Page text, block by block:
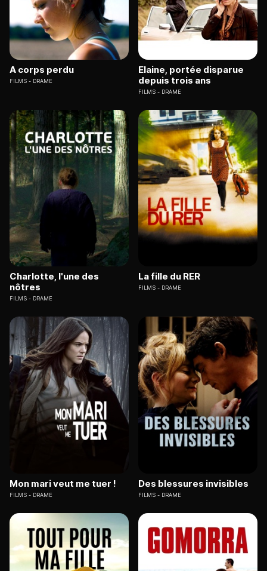
A corps perdu
FILMS DRAME
Elaine, portée disparue
depuis trois ans
FILMS DRAME
Charlotte, l'une des
nôtres
FILMS DRAME
La fille du RER
FILMS DRAME
Mon mari veut me tuer !
FILMS DRAME
Des blessures invisibles
FILMS DRAME